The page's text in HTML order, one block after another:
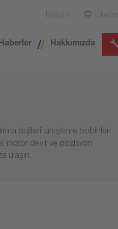
İletişim Ülkeler
Hakkımızda
bujileri, ateşleme bobinleri
motor devir ve pozisyon
ulaşın.